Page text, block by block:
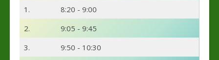
1.
8:20 - 9:00
2.
9:05 - 9:45
3.
9:50 - 10:30